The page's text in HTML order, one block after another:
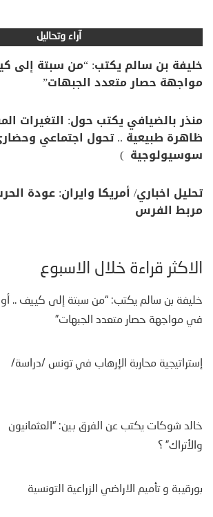
آراء وتحاليل
خليفة بن سالم يكتب: “من سبتة إلى
مواجهة حصار متعدد الجبهات”
منذر بالضيافي يكتب حول: التغيرات
ظاهرة طبيعية .. تحول اجتماعي
سوسيولوجية )
تحليل اخباري/ أمريكا وايران: عودة
مربط الفرس
الأكثر قراءة خلال الأسبوع
خليفة بن سالم يكتب: “من سبتة إلى كييف ..
في مواجهة حصار متعدد الجبهات”
إستراتيجية محاربة الإرهاب في تونس /دراسة/
خالد شوكات يكتب عن الفرق بين: “العثمانيون
والأتراك” ؟
بورقيبة و تأميم الاراضي الزراعية التونسية